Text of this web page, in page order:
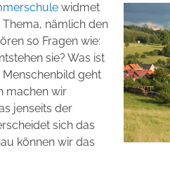
widmet
nämlich den
so Fragen wie:
sie? Was ist
geht
machen wir
jenseits der
sich das
können wir das